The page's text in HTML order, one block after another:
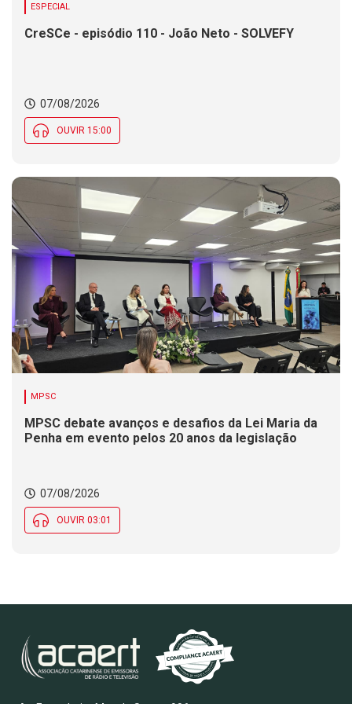
ESPECIAL
CreSCe - episódio 110 - João Neto - SOLVEFY
07/08/2026
OUVIR 15:00
MPSC
MPSC debate avanços e desafios da Lei Maria da
Penha em evento pelos 20 anos da legislação
07/08/2026
OUVIR 03:01